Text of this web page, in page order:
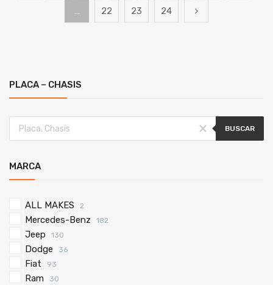
… 22 23 24
PLACA – CHASIS
BUSCAR
MARCA
ALL MAKES 2
Mercedes-Benz 182
Jeep 130
Dodge 36
Fiat 93
Ram 30